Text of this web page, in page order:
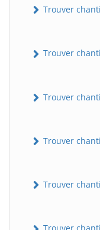
Trouver
Trouver
Trouver
Trouver
Trouver